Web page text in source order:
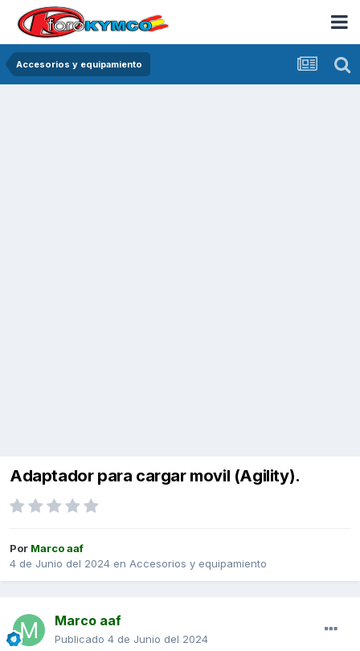
Accesorios y equipamiento
Adaptador para cargar movil (Agility).
Por Marco aaf
4 de Junio del 2024 en Accesorios y equipamiento
Marco aaf
Publicado 4 de Junio del 2024